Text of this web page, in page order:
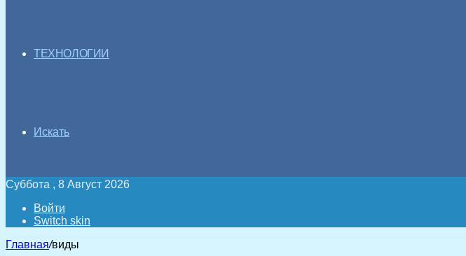
ТЕХНОЛОГИИ
Искать
Суббота , 8 Август 2026
Войти
Switch skin
Главная/виды